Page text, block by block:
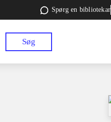
Spørg en bibliotekar
Søg